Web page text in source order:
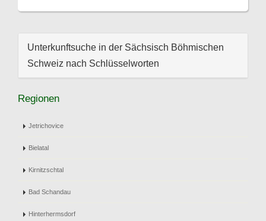
Unterkunftsuche in der Sächsisch Böhmischen
Schweiz nach Schlüsselworten
Regionen
Jetrichovice
Bielatal
Kirnitzschtal
Bad Schandau
Hinterhermsdorf